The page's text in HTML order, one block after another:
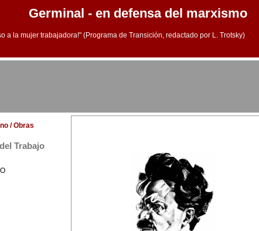
Germinal - en defensa del marxismo
a la mujer trabajadora!" (Programa de Transición, redactado por L. Trotsky)
/ Obras
Trabajo